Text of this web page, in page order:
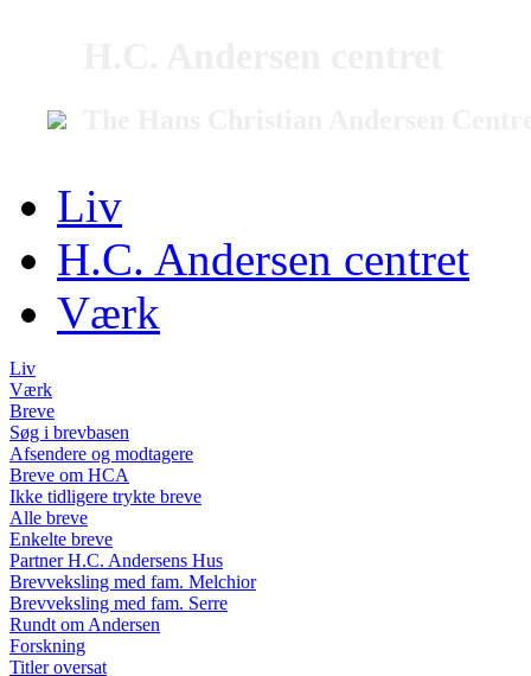
Liv
H.C. Andersen centret
Værk
Liv
Værk
Breve
Søg i brevbasen
Afsendere og modtagere
Breve om HCA
Ikke tidligere trykte breve
Alle breve
Enkelte breve
Partner H.C. Andersens Hus
Brevveksling med fam. Melchior
Brevveksling med fam. Serre
Rundt om Andersen
Forskning
Titler oversat